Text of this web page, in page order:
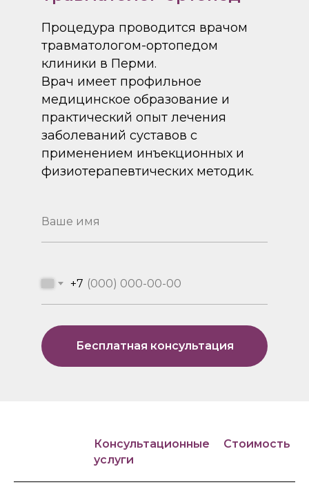
Процедура проводится врачом
травматологом-ортопедом
клиники в Перми.
Врач имеет профильное
медицинское образование и
практический опыт лечения
заболеваний суставов с
применением инъекционных и
физиотерапевтических методик.
+7
Бесплатная консультация
Консультационные
услуги
Стоимость